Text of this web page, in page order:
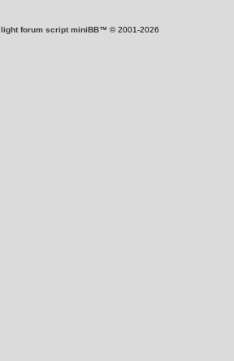
light forum script miniBB™ © 2001-2026